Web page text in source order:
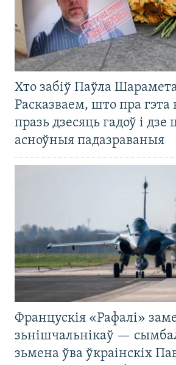
Хто забіў Паўла
Расказваем, што пра гэта
празь дзесяць гадоў і дзе
асноўныя падазраваныя
Францускія «Рафалі»
зьнішчальнікаў —
зьмена ўва ўкраінскіх